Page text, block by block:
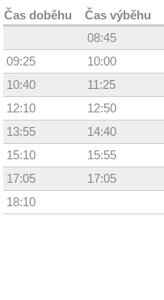
Čas doběhu Čas výběhu
08:45
09:25
10:00
10:40
11:25
12:10
12:50
13:55
14:40
15:10
15:55
17:05
17:05
18:10